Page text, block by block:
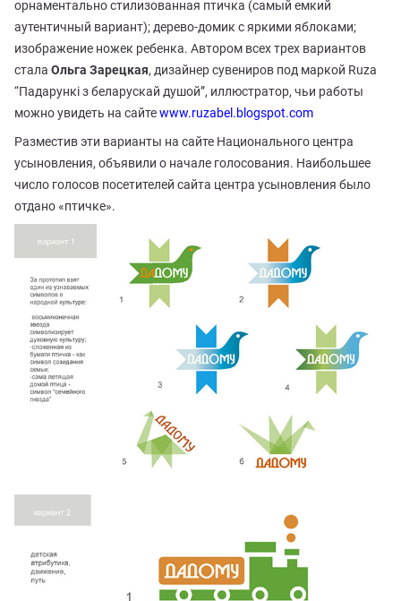
орнаментально стилизованная птичка (самый емкий
аутентичный вариант); дерево-домик с яркими яблоками;
изображение ножек ребенка. Автором всех трех вариантов
стала Ольга Зарецкая, дизайнер сувениров под маркой Ruza
“Падарункі з беларускай душой”, иллюстратор, чьи работы
можно увидеть на сайтеwww.ruzabel.blogspot.com
Разместив эти варианты на сайте Национального центра
усыновления, объявили о начале голосования. Наибольшее
число голосов посетителей сайта центра усыновления было
отдано «птичке».